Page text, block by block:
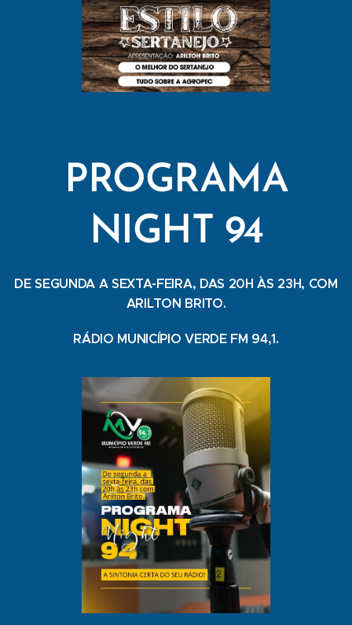
PROGRAMA
NIGHT 94
DE SEGUNDA A SEXTA-FEIRA, DAS 20H ÀS 23H, COM
ARILTON BRITO.
RÁDIO MUNICÍPIO VERDE FM 94,1.